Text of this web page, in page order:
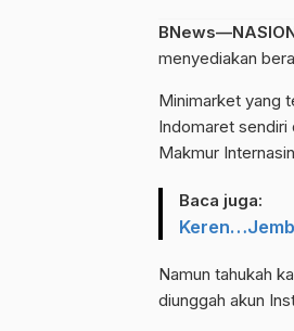
menyediakan
Minimarket yang
Indomaret sendiri
Makmur
Baca juga:
Namun tahukah
diunggah akun